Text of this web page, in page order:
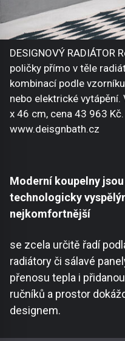
DESIGNOVÝ
poličky přímo v těle
kombinací podle
nebo elektrické
x 46 cm, cena 43 963 Kč.
www.deisgnbath.cz
Moderní koupelny
technologicky
nejkomfortnější
se zcela určitě řadí
radiátory či sálavé
přenosu tepla i
ručníků a prostor
designem.